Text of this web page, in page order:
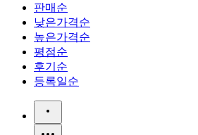
판매순
낮은가격순
높은가격순
평점순
후기순
등록일순